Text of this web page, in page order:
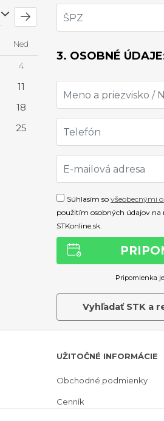
Ned
4
11
18
25
3. OSOBNÉ
Súhlasím so všeobecnými
použitím osobných údajov
STKonline.sk.
Pripomienka
Vyhľadať STK a
UŽITOČNÉ INFORMÁCIE
Obchodné podmienky
Cenník